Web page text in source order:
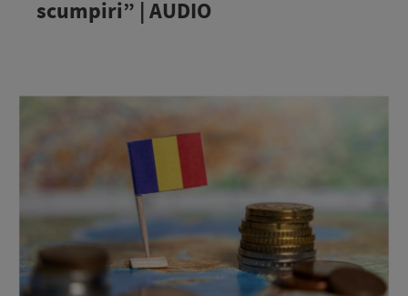
scumpiri” | AUDIO